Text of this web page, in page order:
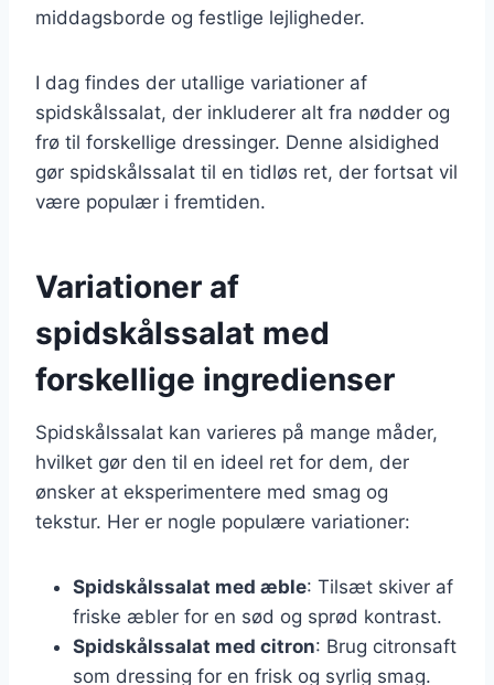
middagsborde og festlige lejligheder.
I dag findes der utallige variationer af
spidskålssalat, der inkluderer alt fra nødder og
frø til forskellige dressinger. Denne alsidighed
gør spidskålssalat til en tidløs ret, der fortsat vil
være populær i fremtiden.
Variationer af
spidskålssalat med
forskellige ingredienser
Spidskålssalat kan varieres på mange måder,
hvilket gør den til en ideel ret for dem, der
ønsker at eksperimentere med smag og
tekstur. Her er nogle populære variationer:
Spidskålssalat med æble: Tilsæt skiver af
friske æbler for en sød og sprød kontrast.
Spidskålssalat med citron: Brug citronsaft
som dressing for en frisk og syrlig smag.